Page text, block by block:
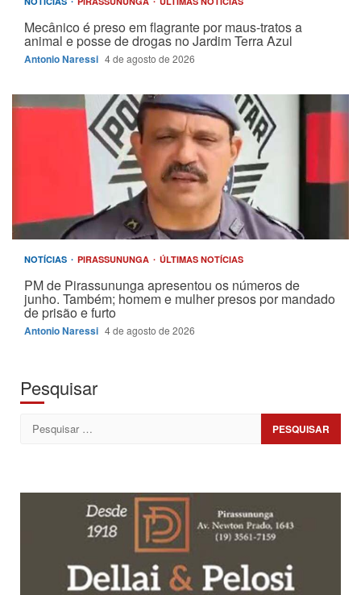
Mecânico é preso em flagrante por maus-tratos a
animal e posse de drogas no Jardim Terra Azul
Antonio Naressi 4 de agosto de 2026
NOTÍCIAS PIRASSUNUNGA ÚLTIMAS NOTÍCIAS
PM de Pirassununga apresentou os números de
junho. Também; homem e mulher presos por mandado
de prisão e furto
Antonio Naressi 4 de agosto de 2026
Pesquisar
Pesquisar